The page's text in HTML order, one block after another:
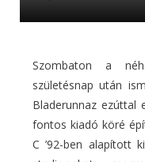
Szombaton a
születésnap után
Bladerunnaz ezúttal
fontos kiadó köré
C ’92-ben alapított